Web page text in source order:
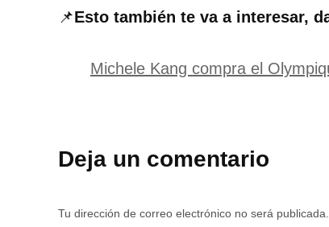
📌Esto también te va a interesar,
Michele Kang compra el
Deja un comentario
Tu dirección de correo electrónico no será publicada.